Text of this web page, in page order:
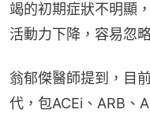
竭的初期症狀不明顯
活動力下降，容易忽
翁郁傑醫師提到，目
代，包ACEi、ARB、